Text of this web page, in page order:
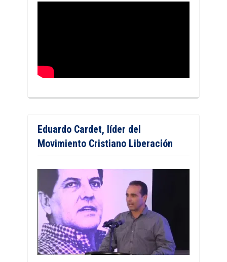
Eduardo Cardet, líder del
Movimiento Cristiano Liberación